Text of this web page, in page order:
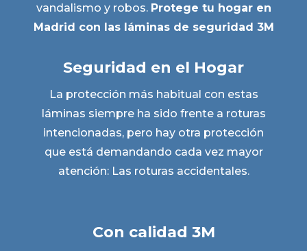
vandalismo y robos. Protege tu hogar en
Madrid con las láminas de seguridad 3M
Seguridad en el Hogar
La protección más habitual con estas
láminas siempre ha sido frente a roturas
intencionadas, pero hay otra protección
que está demandando cada vez mayor
atención: Las roturas accidentales.
Con calidad 3M